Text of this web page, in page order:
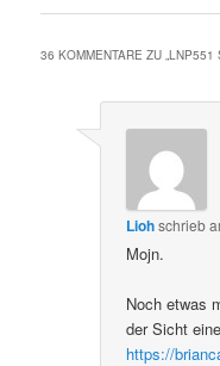
36 KOMMENTARE ZU „LNP551
Liohschrieb
Mojn.
Noch etwas
der Sicht
https://